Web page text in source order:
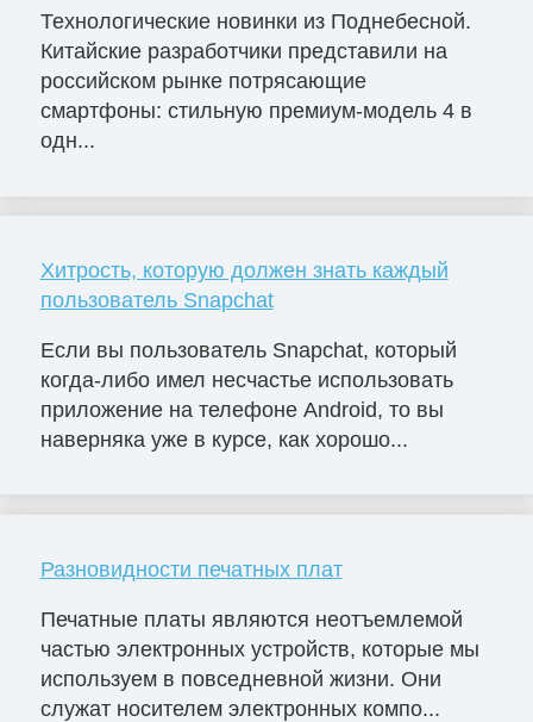
Технологические новинки из Поднебесной.
Китайские разработчики представили на
российском рынке потрясающие
смартфоны: стильную премиум-модель 4 в
одн...
Хитрость, которую должен знать каждый
пользователь Snapchat
Если вы пользователь Snapchat, который
когда-либо имел несчастье использовать
приложение на телефоне Android, то вы
наверняка уже в курсе, как хорошо...
Разновидности печатных плат
Печатные платы являются неотъемлемой
частью электронных устройств, которые мы
используем в повседневной жизни. Они
служат носителем электронных компо...